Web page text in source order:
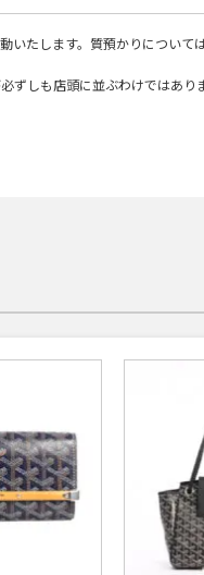
いたします。質預かりについて
ずしも店頭に並ぶわけではあり